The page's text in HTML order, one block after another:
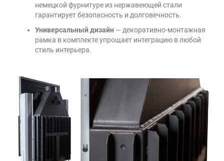
немецкой фурнитуре из нержавеющей стали
гарантирует безопасность и долговечность.
Универсальный дизайн — декоративно-монтажная
рамка в комплекте упрощает интеграцию в любой
стиль интерьера.